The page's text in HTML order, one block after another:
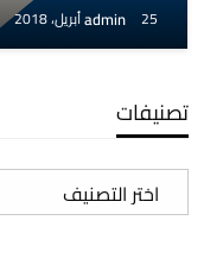
admin 25 أبريل، 2018
تصنيفات
تصنيفات